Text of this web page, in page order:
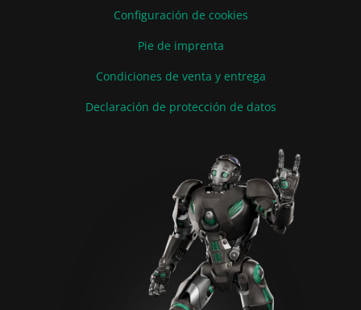
Configuración de cookies
Pie de imprenta
Condiciones de venta y entrega
Declaración de protección de datos